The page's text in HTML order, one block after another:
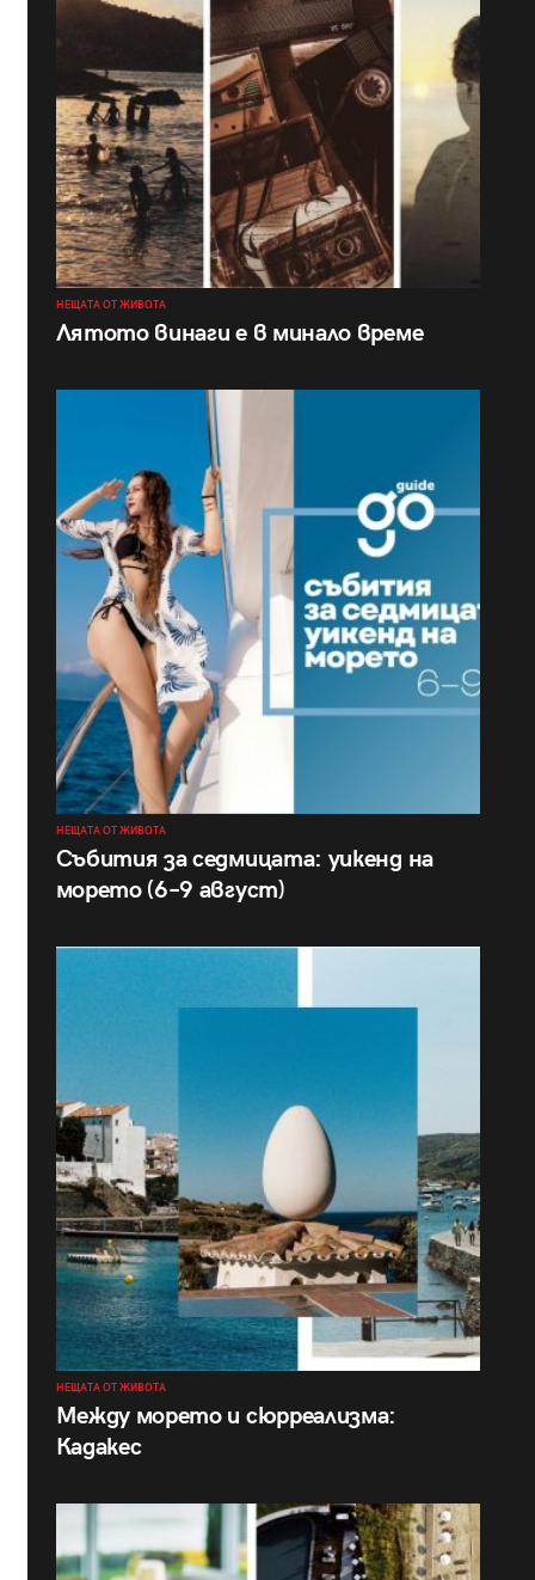
НЕЩАТА ОТ ЖИВОТА
Лятото винаги е в минало време
НЕЩАТА ОТ ЖИВОТА
Събития за седмицата: уикенд на
морето (6–9 август)
НЕЩАТА ОТ ЖИВОТА
Между морето и сюрреализма:
Кадакес